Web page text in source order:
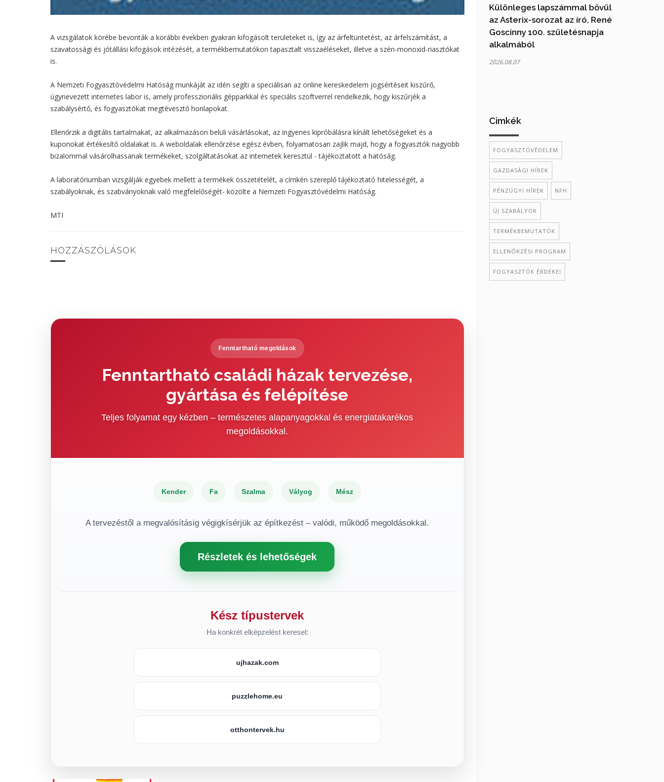
A vizsgálatok körébe bevonták a korábbi években gyakran kifogásolt területeket is, így az árfeltüntetést, az árfelszámítást, a
szavatossági és jótállási kifogások intézését, a termékbemutatókon tapasztalt visszaéléseket, illetve a szén-monoxid-riasztókat
is.
A Nemzeti Fogyasztóvédelmi Hatóság munkáját az idén segíti a speciálisan az online kereskedelem jogsértéseit kiszűrő,
úgynevezett internetes labor is, amely professzionális gépparkkal és speciális szoftverrel rendelkezik, hogy kiszűrjék a
szabálysértő, és fogyasztókat megtévesztő honlapokat.
Ellenőrzik a digitális tartalmakat, az alkalmazáson belüli vásárlásokat, az ingyenes kipróbálásra kínált lehetőségeket és a
kuponokat értékesítő oldalakat is. A weboldalak ellenőrzése egész évben, folyamatosan zajlik majd, hogy a fogyasztók nagyobb
bizalommal vásárolhassanak termékeket, szolgáltatásokat az internetek keresztül - tájékoztatott a hatóság.
A laboratóriumban vizsgálják egyebek mellett a termékek összetételét, a címkén szereplő tájékoztató hitelességét, a
szabályoknak, és szabványoknak való megfelelőségét- közölte a Nemzeti Fogyasztóvédelmi Hatóság.
MTI
HOZZÁSZÓLÁSOK
Fenntartható megoldások
Fenntartható családi házak tervezése,
gyártása és felépítése
Teljes folyamat egy kézben – természetes alapanyagokkal és energiatakarékos
megoldásokkal.
Kender Fa Szalma Vályog Mész
A tervezéstől a megvalósításig végigkísérjük az építkezést – valódi, működő megoldásokkal.
Részletek és lehetőségek
Kész típustervek
Ha konkrét elképzelést keresel:
ujhazak.com
puzzlehome.eu
otthontervek.hu
Különleges lapszámmal bővül
az Asterix-sorozat az író, René
Goscinny 100. születésnapja
alkalmából
2026.08.07
Cimkék
FOGYASZTÓVÉDELEM
GAZDASÁGI HÍREK
PÉNZÜGYI HÍREK NFH
ÚJ SZABÁLYOK
TERMÉKBEMUTATÓK
ELLENŐRZÉSI PROGRAM
FOGYASZTÓK ÉRDEKEI